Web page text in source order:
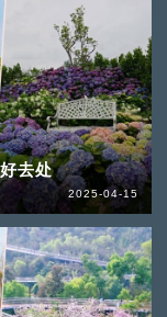
去处
2025-04-15